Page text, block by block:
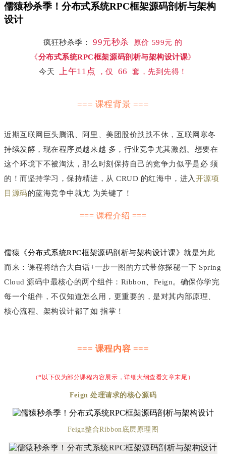
儒猿秒杀季！分布式系统RPC框架源码剖析与架构
设计
疯狂秒杀季： 99元秒杀 原价 599元 的
《分布式系统RPC框架源码剖析与架构设计课》
今天
上午11点 ，仅 66 套，先到先得！
=== 课程背景 ===
近期互联网巨头腾讯、阿里、美团股价跌跌不休，互联网寒冬
持续发酵，现在程序员越来越 多，行业竞争尤其激烈。想要在
这个环境下不被淘汰，那么时刻保持自己的竞争力似乎是必 须
的！而坚持学习，保持精进，从 CRUD 的红海中，进入开源项
目源码的蓝海竞争中就尤 为关键了！
=== 课程介绍 ===
儒猿《分布式系统RPC框架源码剖析与架构设计课》就是为此
而来：课程将结合大白话+一步一图的方式带你探秘一下 Spring
Cloud 源码中最核心的两个组件：Ribbon、Feign。确保你学完
每一个组件，不仅知道怎么用，更重要的，是对其内部原理、
核心流程、架构设计都了如 指掌！
=== 课程内容 ===
（*以下仅为部分课程内容展示，详细大纲查看文章末尾）
Feign 处理请求的核心源码
Feign整合Ribbon底层原理图